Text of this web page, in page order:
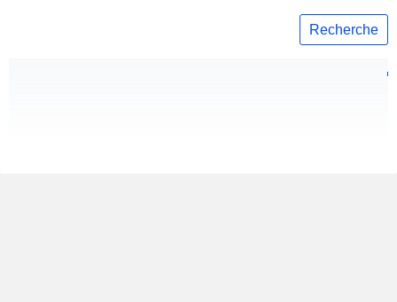
Recherche